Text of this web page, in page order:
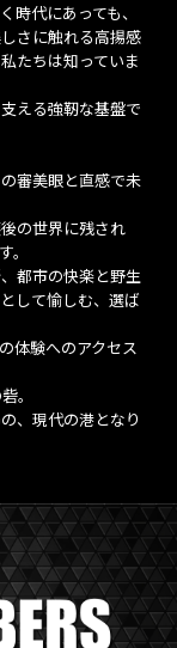
時代にあっても、
さに触れる高揚感
たちは知っていま
える強靭な基盤で
審美眼と直感で未
の世界に残され
都市の快楽と野生
して愉しむ、選ば
体験へのアクセス
。
、現代の港となり